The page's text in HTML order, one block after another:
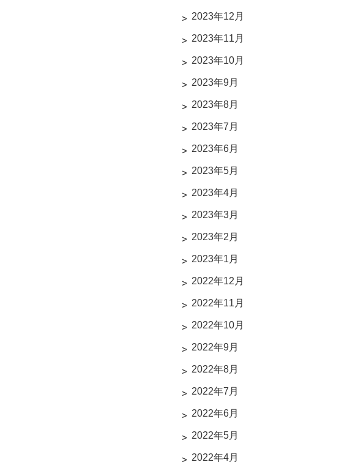
2023年12月
2023年11月
2023年10月
2023年9月
2023年8月
2023年7月
2023年6月
2023年5月
2023年4月
2023年3月
2023年2月
2023年1月
2022年12月
2022年11月
2022年10月
2022年9月
2022年8月
2022年7月
2022年6月
2022年5月
2022年4月